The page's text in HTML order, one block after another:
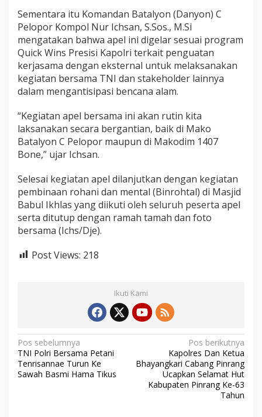
Sementara itu Komandan Batalyon (Danyon) C
Pelopor Kompol Nur Ichsan, S.Sos., M.Si
mengatakan bahwa apel ini digelar sesuai program
Quick Wins Presisi Kapolri terkait penguatan
kerjasama dengan eksternal untuk melaksanakan
kegiatan bersama TNI dan stakeholder lainnya
dalam mengantisipasi bencana alam.
“Kegiatan apel bersama ini akan rutin kita
laksanakan secara bergantian, baik di Mako
Batalyon C Pelopor maupun di Makodim 1407
Bone,” ujar Ichsan.
Selesai kegiatan apel dilanjutkan dengan kegiatan
pembinaan rohani dan mental (Binrohtal) di Masjid
Babul Ikhlas yang diikuti oleh seluruh peserta apel
serta ditutup dengan ramah tamah dan foto
bersama (Ichs/Dje).
Post Views: 218
Ikuti Kami
N
a
v
Pos sebelumnya
TNI Polri Bersama Petani
Tenrisannae Turun Ke
Sawah Basmi Hama Tikus
Pos berikutnya
Kapolres Dan Ketua
Bhayangkari Cabang Pinrang
Ucapkan Selamat Hut
Kabupaten Pinrang Ke-63
Tahun